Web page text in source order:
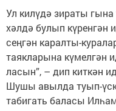
Ул килүдә зираты
хәлдә булып күренгән
сеңгән каралты-
таякларына күмелгән
ласын”, – дип киткән
Шушы авылда туып-
табигать баласы